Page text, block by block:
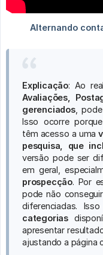
Explicação: Ao
Avaliações,
gerenciados,
Isso ocorre porque
têm acesso a uma
pesquisa, que
versão pode ser
em geral,
prospecção. Por
pode não
diferenciadas.
categorias
apresentar
ajustando a página